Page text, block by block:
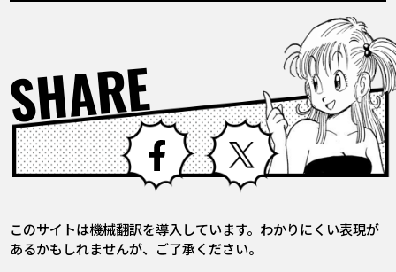
SHARE Facebook X
このサイトは機械翻訳を導入しています。わかりにくい表現が
あるかもしれませんが、ご了承ください。